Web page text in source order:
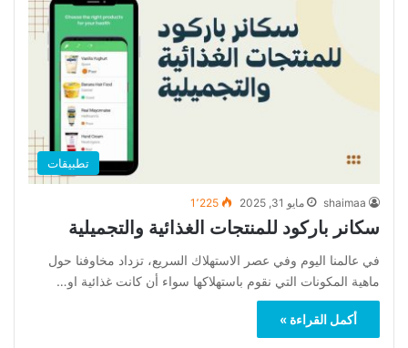
تطبيقات
shaimaa مايو 31, 2025 1٬225
سكانر باركود للمنتجات الغذائية والتجميلية
في عالمنا اليوم وفي عصر الاستهلاك السريع، تزداد مخاوفنا حول
ماهية المكونات التي نقوم باستهلاكها سواء أن كانت غذائية او…
أكمل القراءة »